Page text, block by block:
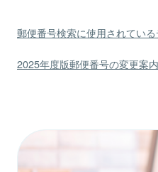
郵便番号検索に使用されてい
2025年度版郵便番号の変更案内